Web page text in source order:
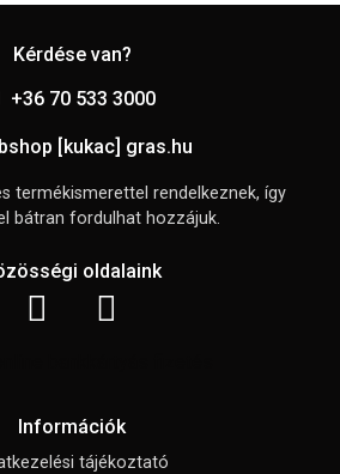
Kérdése van?
+36 70 533 3000
[kukac] gras.hu
termékismerettel rendelkeznek, így
bátran fordulhat hozzájuk.
oldalaink
Információk
tájékoztató